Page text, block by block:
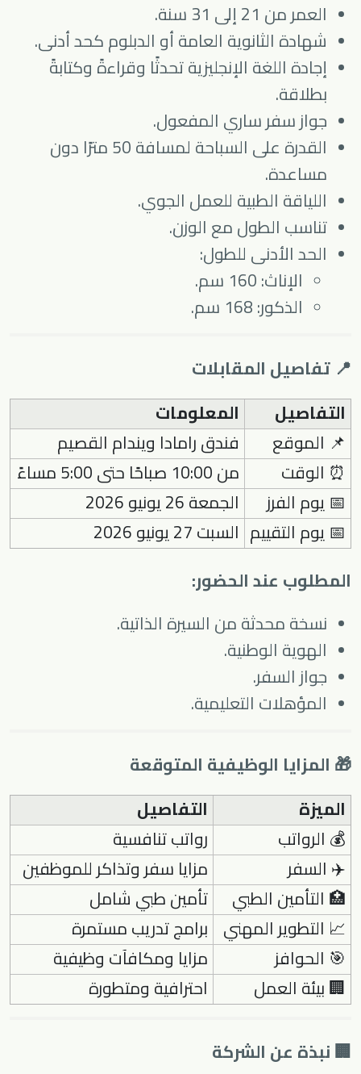
العمر من 21 إلى 31 سنة.
شهادة الثانوية العامة أو الدبلوم كحد أدنى.
إجادة اللغة الإنجليزية تحدثًا وقراءةً وكتابةً
بطلاقة.
جواز سفر ساري المفعول.
القدرة على السباحة لمسافة 50 مترًا دون
مساعدة.
اللياقة الطبية للعمل الجوي.
تناسب الطول مع الوزن.
الحد الأدنى للطول:
الإناث: 160 سم.
الذكور: 168 سم.
📍 تفاصيل المقابلات
التفاصيل
المعلومات
📌 الموقع
فندق رامادا ويندام القصيم
⏰ الوقت
من 10:00 صباحًا حتى 5:00 مساءً
📅 يوم الفرز
الجمعة 26 يونيو 2026
📅 يوم التقييم السبت 27 يونيو 2026
المطلوب عند الحضور:
نسخة محدثة من السيرة الذاتية.
الهوية الوطنية.
جواز السفر.
المؤهلات التعليمية.
🎁 المزايا الوظيفية المتوقعة
الميزة
التفاصيل
💰 الرواتب
رواتب تنافسية
✈️ السفر
مزايا سفر وتذاكر للموظفين
🏥 التأمين الطبي
تأمين طبي شامل
📈 التطوير المهني برامج تدريب مستمرة
🎯 الحوافز
مزايا ومكافآت وظيفية
🏢 بيئة العمل
احترافية ومتطورة
🏢 نبذة عن الشركة